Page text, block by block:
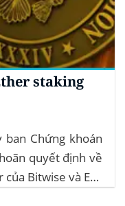
staking
ban Chứng khoán
quyết định về
Bitwise và ETF